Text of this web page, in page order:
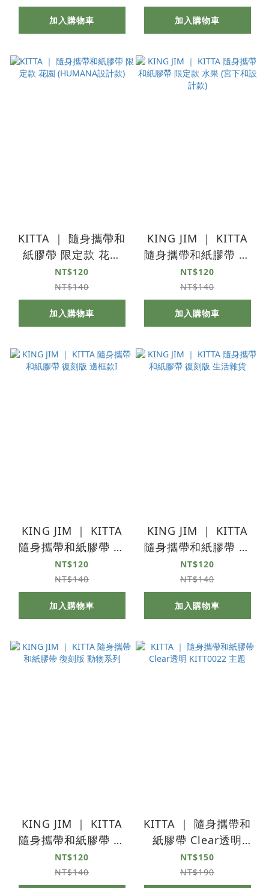
加入購物車 加入購物車
KITTA ｜ 隨身攜帶和
紙膠帶 限定款 花園
(HUMANA設計款)
NT$120
NT$140
加入購物車
KING JIM ｜ KITTA
隨身攜帶和紙膠帶 限
定款 水果 (宮下和設計
款)
NT$120
NT$140
加入購物車
KING JIM ｜ KITTA
隨身攜帶和紙膠帶 復
刻版 邊框款I
NT$120
NT$140
加入購物車
KING JIM ｜ KITTA
隨身攜帶和紙膠帶 復
刻版 生活雜貨
NT$120
NT$140
加入購物車
KING JIM ｜ KITTA
隨身攜帶和紙膠帶 復
刻版 動物系列
NT$120
NT$140
KITTA ｜ 隨身攜帶和
紙膠帶 Clear透明
KITT0022 主題
NT$150
NT$190